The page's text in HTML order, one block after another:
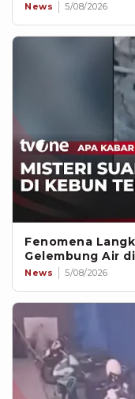
News 5/08/2026
Fenomena
Gelembung Air
News 5/08/2026